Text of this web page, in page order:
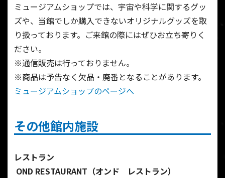
ミュージアムショップでは、宇宙や科学に関するグッ
ズや、当館でしか購入できないオリジナルグッズを取
り扱っております。 ご来館の際にはぜひお立ち寄りく
ださい。
※通信販売は行っておりません。
※商品は予告なく欠品・廃番となることがあります。
ミュージアムショップのページへ
その他館内施設
レストラン
OND RESTAURANT（オンド レストラン）